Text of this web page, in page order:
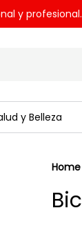
y
y Belleza
Home